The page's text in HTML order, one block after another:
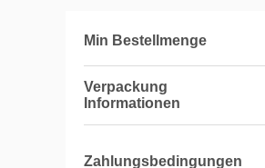
Min Bestellmenge
Verpackung
Informationen
Zahlungsbedingungen